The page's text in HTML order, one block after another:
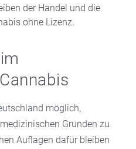
der Handel und die
ohne Lizenz.
möglich,
Gründen zu
Auflagen dafür bleiben